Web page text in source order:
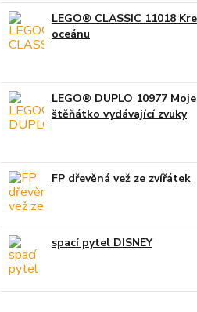
LEGO® CLASSIC 11018
oceánu
LEGO® DUPLO 10977
štěňátko vydávající zvuky
FP dřevěná vež ze zvířátek
spací pytel DISNEY